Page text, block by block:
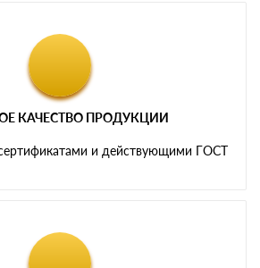
КАЧЕСТВО ПРОДУКЦИИ
и действующими ГОСТ